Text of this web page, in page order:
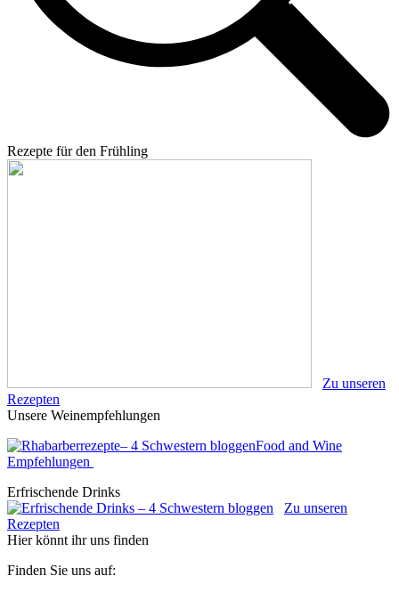
Rezepte für den Frühling
Zu unseren
Rezepten
Unsere Weinempfehlungen
Food and Wine
Empfehlungen
Erfrischende Drinks
Zu unseren
Rezepten
Hier könnt ihr uns finden
Finden Sie uns auf: